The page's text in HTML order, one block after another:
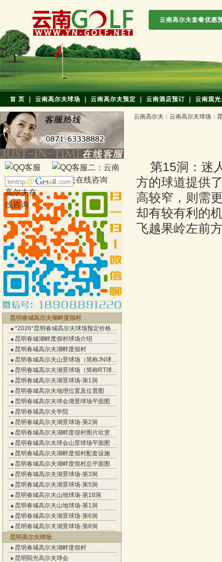
云南高尔夫套餐优惠
首 页 云南高尔夫球场 云南高尔夫预定 云南酒店预订 云南观
昆明春城高尔夫湖畔度假村
*2026*昆明春城高尔夫球场预定价格…
昆明春城湖畔度假村球场介绍
昆明春城高尔夫湖畔度假村
昆明春城高尔夫山景球场（简称JN球…
昆明春城高尔夫湖景球场（简称RT球…
昆明春城高尔夫湖景球场-第1洞
昆明春城高尔夫地理位置及位置图
昆明春城高尔夫球会湖景球场平面图
昆明春城高尔夫学院
昆明春城高尔夫湖景球场-第2洞
昆明春城高尔夫湖畔度假村图片欣赏
昆明春城高尔夫球会山景球场平面图
昆明春城高尔夫湖畔度假村配套设施
昆明春城高尔夫湖畔度假村总平面图
昆明春城高尔夫湖景球场-第3洞
昆明春城高尔夫湖景球场-第5洞
昆明春城高尔夫山地球场-第18洞
昆明春城高尔夫山地球场-第1洞
昆明春城高尔夫湖景球场-第6洞
昆明春城高尔夫湖景球场-第8洞
昆明高尔夫球场
昆明春城高尔夫湖畔度假村
昆明阳光高尔夫球会
云南高尔夫 ： 云南高尔夫球场 ：
第15洞：迷
方的球道提供
高较窄，则需
却有较有利的
飞越果岭左前